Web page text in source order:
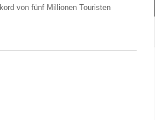
von fünf Millionen Touristen